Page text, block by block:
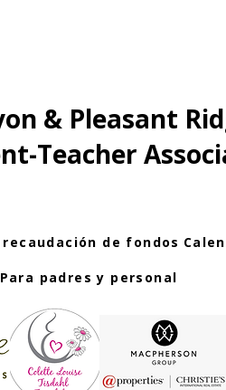
& Pleasant
Teacher
de fondos
Para padres y personal